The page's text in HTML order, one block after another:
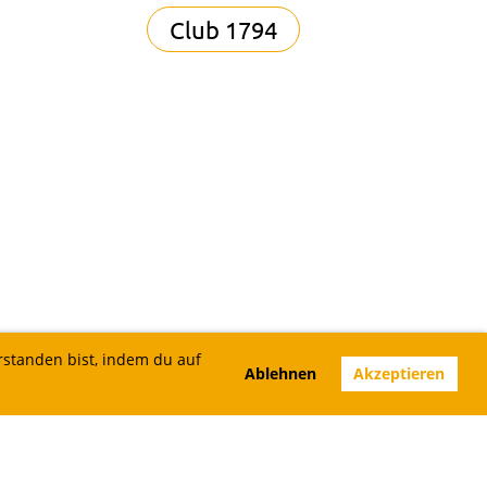
bist, indem du auf
Ablehnen Akzeptieren
Club 1794